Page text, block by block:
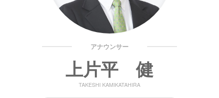
アナウンサー
上片平 健
TAKESHI KAMIKATAHIRA